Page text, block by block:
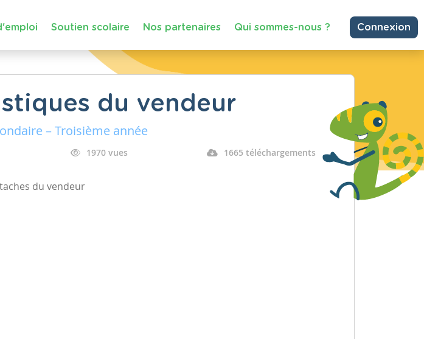
Soutien scolaire Nos partenaires Qui sommes-nous ? Connexion
du vendeur
– Troisième année
1970 vues 1665 téléchargements
du vendeur